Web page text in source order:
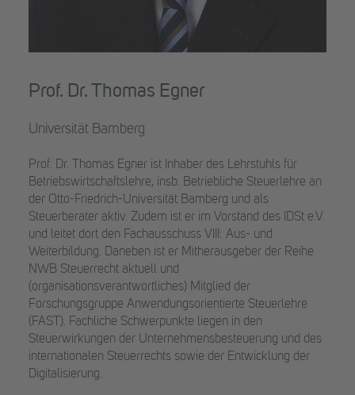
Prof. Dr. Thomas Egner
Universität Bamberg
Prof. Dr. Thomas Egner ist Inhaber des Lehrstuhls für
Betriebswirtschaftslehre, insb. Betriebliche Steuerlehre an
der Otto-Friedrich-Universität Bamberg und als
Steuerberater aktiv. Zudem ist er im Vorstand des IDSt e.V.
und leitet dort den Fachausschuss VIII: Aus- und
Weiterbildung. Daneben ist er Mitherausgeber der Reihe
NWB Steuerrecht aktuell und
(organisationsverantwortliches) Mitglied der
Forschungsgruppe Anwendungsorientierte Steuerlehre
(FAST). Fachliche Schwerpunkte liegen in den
Steuerwirkungen der Unternehmensbesteuerung und des
internationalen Steuerrechts sowie der Entwicklung der
Digitalisierung.